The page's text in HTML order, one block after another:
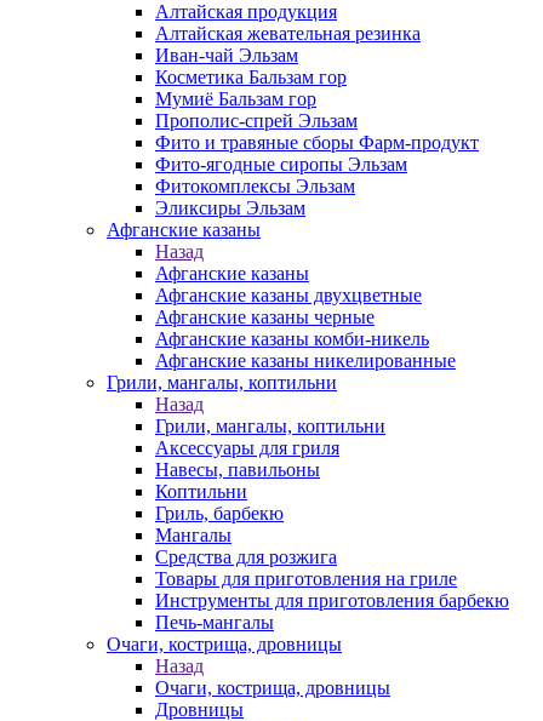
Алтайская продукция
Алтайская жевательная резинка
Иван-чай Эльзам
Косметика Бальзам гор
Мумиё Бальзам гор
Прополис-спрей Эльзам
Фито и травяные сборы Фарм-продукт
Фито-ягодные сиропы Эльзам
Фитокомплексы Эльзам
Эликсиры Эльзам
Афганские казаны
Назад
Афганские казаны
Афганские казаны двухцветные
Афганские казаны черные
Афганские казаны комби-никель
Афганские казаны никелированные
Грили, мангалы, коптильни
Назад
Грили, мангалы, коптильни
Аксессуары для гриля
Навесы, павильоны
Коптильни
Гриль, барбекю
Мангалы
Средства для розжига
Товары для приготовления на гриле
Инструменты для приготовления барбекю
Печь-мангалы
Очаги, кострища, дровницы
Назад
Очаги, кострища, дровницы
Дровницы